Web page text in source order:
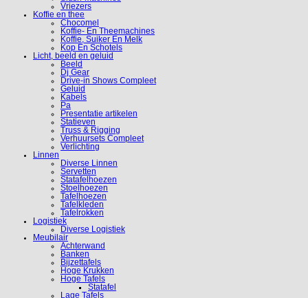
Vriezers
Koffie en thee
Chocomel
Koffie- En Theemachines
Koffie, Suiker En Melk
Kop En Schotels
Licht, beeld en geluid
Beeld
Dj Gear
Drive-in Shows Compleet
Geluid
Kabels
Pa
Presentatie artikelen
Statieven
Truss & Rigging
Verhuursets Compleet
Verlichting
Linnen
Diverse Linnen
Servetten
Statafelhoezen
Stoelhoezen
Tafelhoezen
Tafelkleden
Tafelrokken
Logistiek
Diverse Logistiek
Meubilair
Achterwand
Banken
Bijzettafels
Hoge Krukken
Hoge Tafels
Statafel
Lage Tafels